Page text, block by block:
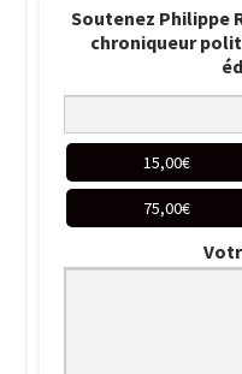
Soutenez Philippe
chroniqueur
15,00€
75,00€